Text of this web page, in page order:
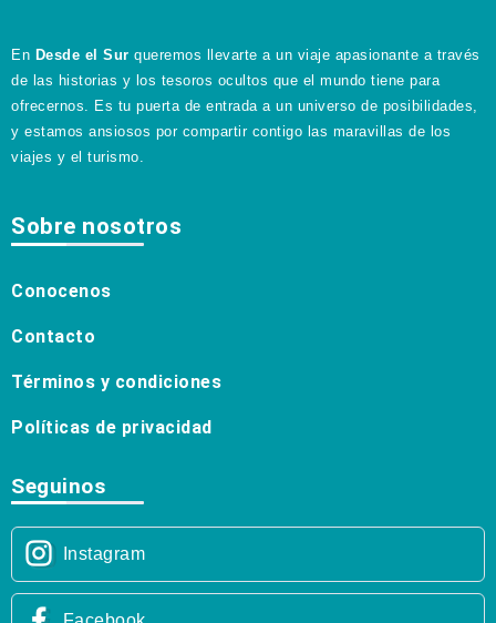
En Desde el Sur queremos llevarte a un viaje apasionante a través
de las historias y los tesoros ocultos que el mundo tiene para
ofrecernos. Es tu puerta de entrada a un universo de posibilidades,
y estamos ansiosos por compartir contigo las maravillas de los
viajes y el turismo.
Sobre nosotros
Conocenos
Contacto
Términos y condiciones
Políticas de privacidad
Seguinos
Instagram